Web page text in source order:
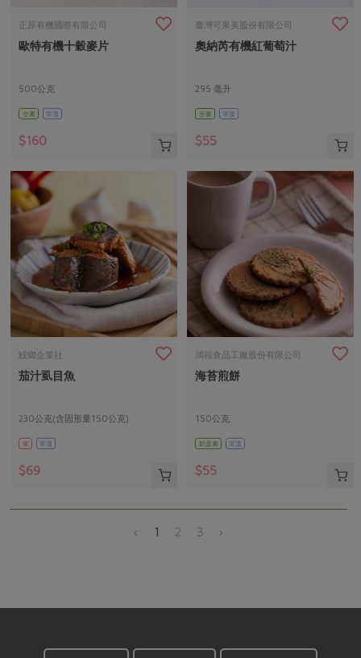
正原有機國際有限公司
歐特有機十穀麥片
500公克
全素 常溫
$160
臺灣可果美股份有限公司
奧納芮有機紅葡萄汁
295 毫升
全素 常溫
$55
鰻鄉企業社
茄汁虱目魚
230公克(含固形量150公克)
葷 常溫
$69
鴻福食品工廠股份有限公司
海苔煎餅
150公克
奶蛋素 常溫
$55
‹ 1 2 3 ›